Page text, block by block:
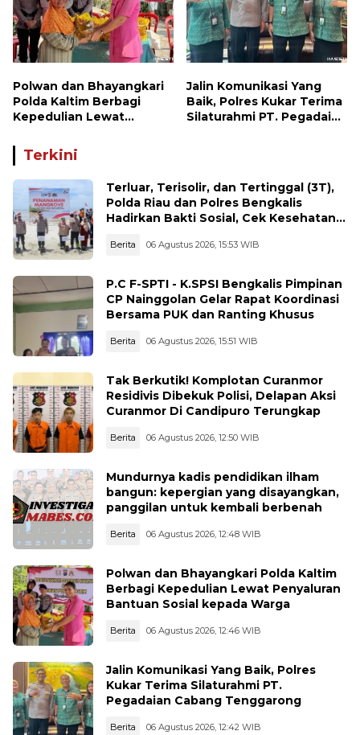
Polwan dan Bhayangkari
Polda Kaltim Berbagi
Kepedulian Lewat
Sosial kepada Warga
Jalin Komunikasi Yang
Baik, Polres Kukar Terima
Silaturahmi PT. Pegadaian
Terkini
Terluar, Terisolir, dan Tertinggal (3T),
Polda Riau dan Polres Bengkalis
Hadirkan Bakti Sosial, Cek Kesehatan
Rupat
Berita 06 Agustus 2026, 15:53 WIB
P.C F-SPTI - K.SPSI Bengkalis Pimpinan
CP Nainggolan Gelar Rapat Koordinasi
Bersama PUK dan Ranting Khusus
Berita 06 Agustus 2026, 15:51 WIB
Tak Berkutik! Komplotan Curanmor
Residivis Dibekuk Polisi, Delapan Aksi
Curanmor Di Candipuro Terungkap
Berita 06 Agustus 2026, 12:50 WIB
Mundurnya kadis pendidikan ilham
bangun: kepergian yang disayangkan,
panggilan untuk kembali berbenah
Berita 06 Agustus 2026, 12:48 WIB
Polwan dan Bhayangkari Polda Kaltim
Berbagi Kepedulian Lewat Penyaluran
Bantuan Sosial kepada Warga
Berita 06 Agustus 2026, 12:46 WIB
Jalin Komunikasi Yang Baik, Polres
Kukar Terima Silaturahmi PT.
Pegadaian Cabang Tenggarong
Berita 06 Agustus 2026, 12:42 WIB